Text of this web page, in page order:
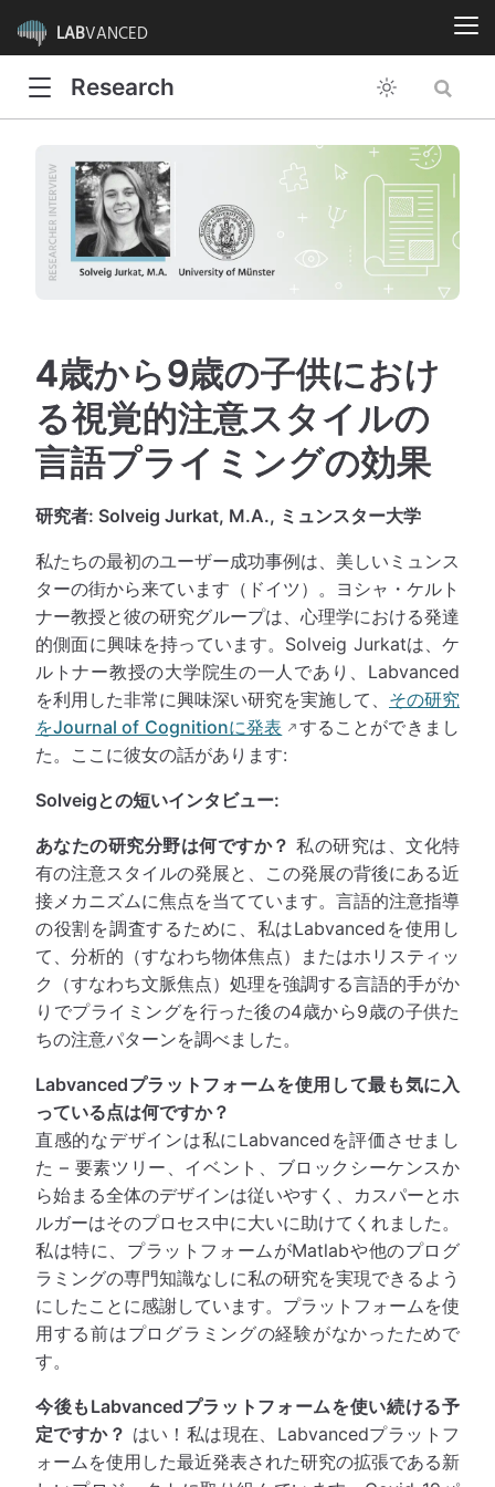
LABVANCED
Research
4歳から9歳の子供におけ
る視覚的注意スタイルの
言語プライミングの効果
研究者: Solveig Jurkat, M.A., ミュンスター大学
私たちの最初のユーザー成功事例は、美しいミュンス
ターの街から来ています（ドイツ）。ヨシャ・ケルト
ナー教授と彼の研究グループは、心理学における発達
的側面に興味を持っています。Solveig Jurkatは、ケ
ルトナー教授の大学院生の一人であり、Labvanced
を利用した非常に興味深い研究を実施して、 その研究
をJournal of Cognitionに発表
することができまし
た。ここに彼女の話があります:
Solveigとの短いインタビュー:
あなたの研究分野は何ですか？ 私の研究は、文化特
有の注意スタイルの発展と、この発展の背後にある近
接メカニズムに焦点を当てています。言語的注意指導
の役割を調査するために、私はLabvancedを使用し
て、分析的（すなわち物体焦点）またはホリスティッ
ク（すなわち文脈焦点）処理を強調する言語的手がか
りでプライミングを行った後の4歳から9歳の子供た
ちの注意パターンを調べました。
Labvancedプラットフォームを使用して最も気に入
っている点は何ですか？
直感的なデザインは私にLabvancedを評価させまし
た – 要素ツリー、イベント、ブロックシーケンスか
ら始まる全体のデザインは従いやすく、カスパーとホ
ルガーはそのプロセス中に大いに助けてくれました。
私は特に、プラットフォームがMatlabや他のプログ
ラミングの専門知識なしに私の研究を実現できるよう
にしたことに感謝しています。プラットフォームを使
用する前はプログラミングの経験がなかったためで
す。
今後もLabvancedプラットフォームを使い続ける予
定ですか？ はい！私は現在、Labvancedプラットフ
ォームを使用した最近発表された研究の拡張である新